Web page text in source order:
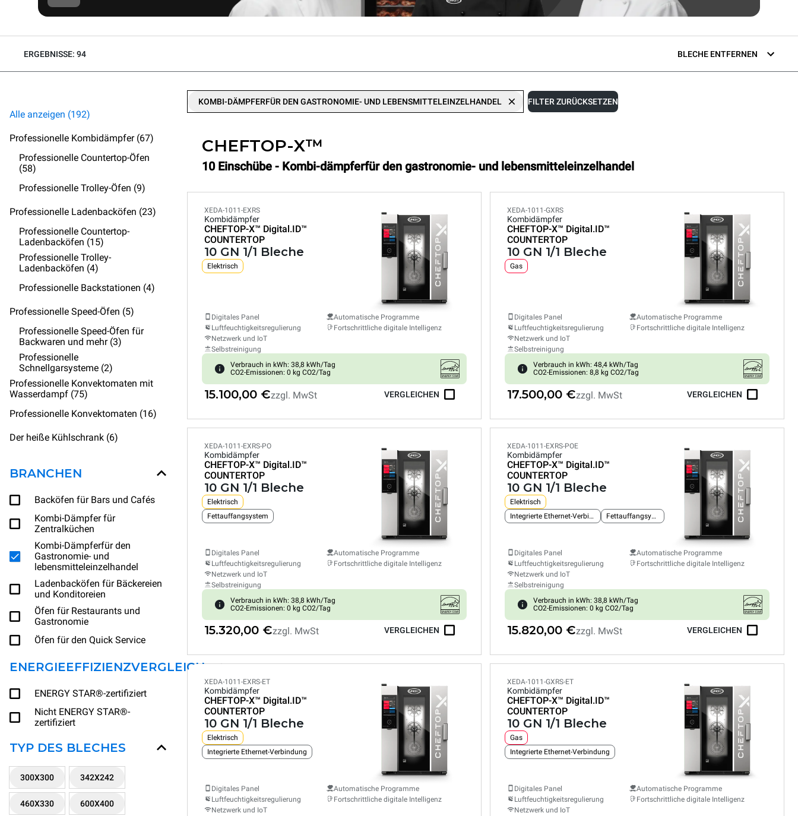
ERGEBNISSE: 94 BLECHE ENTFERNEN
Alle anzeigen (192)
Professionelle Kombidämpfer (67)
Professionelle Countertop-Öfen
(58)
Professionelle Trolley-Öfen (9)
Professionelle Ladenbacköfen (23)
Professionelle Countertop-
Ladenbacköfen (15)
Professionelle Trolley-
Ladenbacköfen (4)
Professionelle Backstationen (4)
Professionelle Speed-Öfen (5)
Professionelle Speed-Öfen für
Backwaren und mehr (3)
Professionelle
Schnellgarsysteme (2)
Professionelle Konvektomaten mit
Wasserdampf (75)
Professionelle Konvektomaten (16)
Der heiße Kühlschrank (6)
BRANCHEN
Backöfen für Bars und Cafés
Kombi-Dämpfer für
Zentralküchen
Kombi-Dämpferfür den
Gastronomie- und
lebensmitteleinzelhandel
Ladenbacköfen für Bäckereien
und Konditoreien
Öfen für Restaurants und
Gastronomie
Öfen für den Quick Service
ENERGIEEFFIZIENZVERGLEICH
ENERGY STAR®-zertifiziert
Nicht ENERGY STAR®-
zertifiziert
TYP DES BLECHES
300X300 342X242
460X330 600X400
KOMBI-DÄMPFERFÜR DEN GASTRONOMIE- UND LEBENSMITTELEINZELHANDEL FILTER ZURÜCKSETZEN
CHEFTOP-X™
10 Einschübe - Kombi-dämpferfür den gastronomie- und lebensmitteleinzelhandel
XEDA-1011-EXRS
Kombidämpfer
CHEFTOP-X™ Digital.ID™
COUNTERTOP
10 GN 1/1 Bleche
Elektrisch
Digitales Panel
Luftfeuchtigkeitsregulierung
Netzwerk und IoT
Selbstreinigung
Automatische Programme
Fortschrittliche digitale Intelligenz
Verbrauch in kWh: 38,8 kWh/Tag
CO2-Emissionen: 0 kg CO2/Tag
15.100,00 €zzgl. MwSt VERGLEICHEN
XEDA-1011-GXRS
Kombidämpfer
CHEFTOP-X™ Digital.ID™
COUNTERTOP
10 GN 1/1 Bleche
Gas
Digitales Panel
Luftfeuchtigkeitsregulierung
Netzwerk und IoT
Selbstreinigung
Automatische Programme
Fortschrittliche digitale Intelligenz
Verbrauch in kWh: 48,4 kWh/Tag
CO2-Emissionen: 8,8 kg CO2/Tag
17.500,00 €zzgl. MwSt VERGLEICHEN
XEDA-1011-EXRS-PO
Kombidämpfer
CHEFTOP-X™ Digital.ID™
COUNTERTOP
10 GN 1/1 Bleche
Elektrisch
Fettauffangsystem
Digitales Panel
Luftfeuchtigkeitsregulierung
Netzwerk und IoT
Selbstreinigung
Automatische Programme
Fortschrittliche digitale Intelligenz
Verbrauch in kWh: 38,8 kWh/Tag
CO2-Emissionen: 0 kg CO2/Tag
15.320,00 €zzgl. MwSt VERGLEICHEN
XEDA-1011-EXRS-POE
Kombidämpfer
CHEFTOP-X™ Digital.ID™
COUNTERTOP
10 GN 1/1 Bleche
Elektrisch
Integrierte Ethernet-Verbindung
Fettauffangsystem
Digitales Panel
Luftfeuchtigkeitsregulierung
Netzwerk und IoT
Selbstreinigung
Automatische Programme
Fortschrittliche digitale Intelligenz
Verbrauch in kWh: 38,8 kWh/Tag
CO2-Emissionen: 0 kg CO2/Tag
15.820,00 €zzgl. MwSt VERGLEICHEN
XEDA-1011-EXRS-ET
Kombidämpfer
CHEFTOP-X™ Digital.ID™
COUNTERTOP
10 GN 1/1 Bleche
Elektrisch
Integrierte Ethernet-Verbindung
Digitales Panel
Luftfeuchtigkeitsregulierung
Netzwerk und IoT
Automatische Programme
Fortschrittliche digitale Intelligenz
XEDA-1011-GXRS-ET
Kombidämpfer
CHEFTOP-X™ Digital.ID™
COUNTERTOP
10 GN 1/1 Bleche
Gas
Integrierte Ethernet-Verbindung
Digitales Panel
Luftfeuchtigkeitsregulierung
Netzwerk und IoT
Automatische Programme
Fortschrittliche digitale Intelligenz